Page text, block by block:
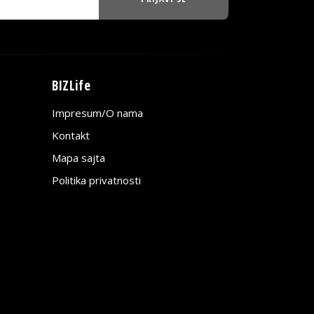
BIZLife
Impresum/O nama
Kontakt
Mapa sajta
Politika privatnosti